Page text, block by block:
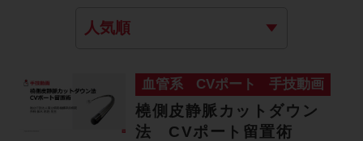
血管系 CVポート 手技動画
橈側皮静脈カットダウン
法 CVポート留置術